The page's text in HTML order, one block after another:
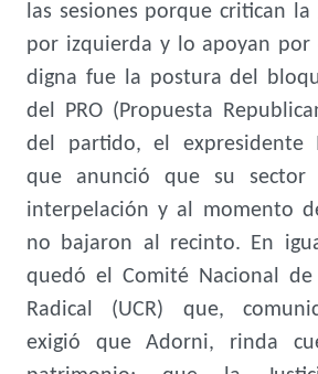
las sesiones porque critican
por izquierda y lo apoyan por
digna fue la postura del
del PRO (Propuesta
del partido, el expresidente
que anunció que su
interpelación y al momento
no bajaron al recinto. En
quedó el Comité Nacional
Radical (UCR) que,
exigió que Adorni, rinda